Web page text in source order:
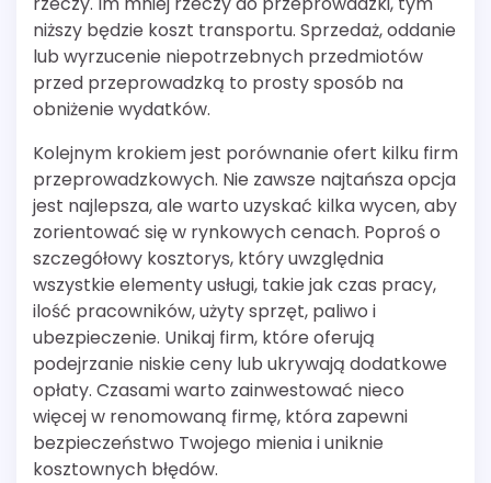
niższy będzie koszt transportu. Sprzedaż, oddanie
lub wyrzucenie niepotrzebnych przedmiotów
przed przeprowadzką to prosty sposób na
obniżenie wydatków.
Kolejnym krokiem jest porównanie ofert kilku firm
przeprowadzkowych. Nie zawsze najtańsza opcja
jest najlepsza, ale warto uzyskać kilka wycen, aby
zorientować się w rynkowych cenach. Poproś o
szczegółowy kosztorys, który uwzględnia
wszystkie elementy usługi, takie jak czas pracy,
ilość pracowników, użyty sprzęt, paliwo i
ubezpieczenie. Unikaj firm, które oferują
podejrzanie niskie ceny lub ukrywają dodatkowe
opłaty. Czasami warto zainwestować nieco
więcej w renomowaną firmę, która zapewni
bezpieczeństwo Twojego mienia i uniknie
kosztownych błędów.